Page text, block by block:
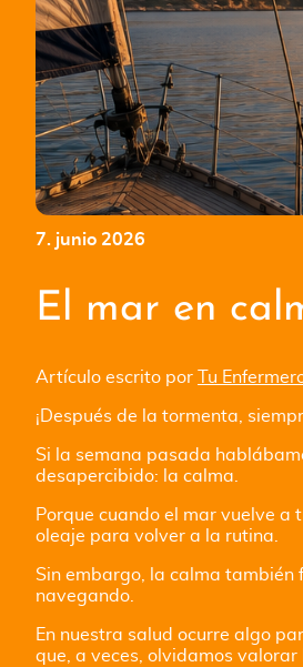
7. junio 2026
El mar en
Artículo escrito por Tu
¡Después de la tormenta,
Si la semana pasada
desapercibido: la calma.
Porque cuando el mar vuelve
oleaje para volver a la rutina.
Sin embargo, la calma también
navegando.
En nuestra salud ocurre algo
que, a veces, olvidamos